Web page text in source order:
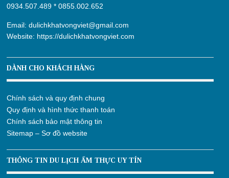
0934.507.489 *0855.002.652
Email:dulichkhatvongviet@gmail.com
Website: https://dulichkhatvongviet.com
DÀNH CHO KHÁCH HÀNG
Chính sách và quy định chung
Quy định và hình thức thanh toán
Chính sách bảo mật thông tin
Sitemap – Sơ đồ website
THÔNG TIN DU LỊCH ẨM THỰC UY TÍN